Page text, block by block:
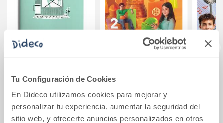
Tu Configuración de Cookies
En Dideco utilizamos cookies para mejorar y
personalizar tu experiencia, aumentar la seguridad del
sitio web, y ofrecerte anuncios personalizados en otros
Escritura RUBIO
06
1,50€
42,20€